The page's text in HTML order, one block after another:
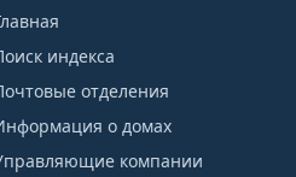
индекса
отделения
о домах
компании